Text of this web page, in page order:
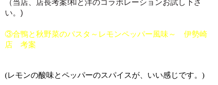
（当店、店長考案!和と洋のコラボレーションお試し下さ
い。)
③合鴨と秋野菜のパスタ～レモンペッパー風味～ 伊勢崎
店 考案
(レモンの酸味とペッパーのスパイスが、いい感じです。)